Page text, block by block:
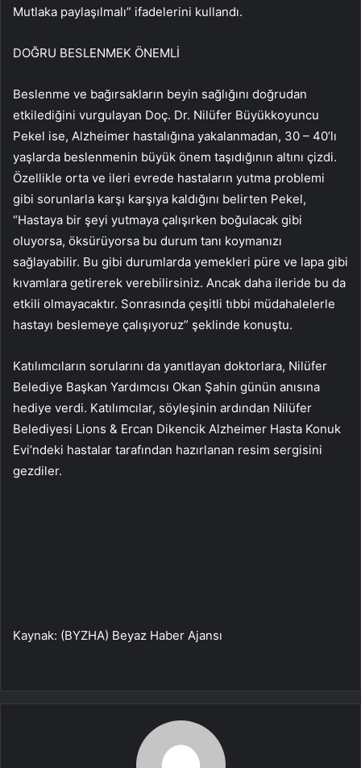
Mutlaka paylaşılmalı” ifadelerini kullandı.
DOĞRU BESLENMEK ÖNEMLİ
Beslenme ve bağırsakların beyin sağlığını doğrudan
etkilediğini vurgulayan Doç. Dr. Nilüfer Büyükkoyuncu
Pekel ise, Alzheimer hastalığına yakalanmadan, 30 – 40’lı
yaşlarda beslenmenin büyük önem taşıdığının altını çizdi.
Özellikle orta ve ileri evrede hastaların yutma problemi
gibi sorunlarla karşı karşıya kaldığını belirten Pekel,
“Hastaya bir şeyi yutmaya çalışırken boğulacak gibi
oluyorsa, öksürüyorsa bu durum tanı koymanızı
sağlayabilir. Bu gibi durumlarda yemekleri püre ve lapa gibi
kıvamlara getirerek verebilirsiniz. Ancak daha ileride bu da
etkili olmayacaktır. Sonrasında çeşitli tıbbi müdahalelerle
hastayı beslemeye çalışıyoruz” şeklinde konuştu.
Katılımcıların sorularını da yanıtlayan doktorlara, Nilüfer
Belediye Başkan Yardımcısı Okan Şahin günün anısına
hediye verdi. Katılımcılar, söyleşinin ardından Nilüfer
Belediyesi Lions & Ercan Dikencik Alzheimer Hasta Konuk
Evi’ndeki hastalar tarafından hazırlanan resim sergisini
gezdiler.
Kaynak: (BYZHA) Beyaz Haber Ajansı